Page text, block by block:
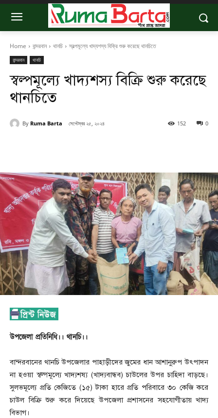
Home বান্দরবান থানচি স্বল্পমূল্যে খাদ্যশস্য বিক্রি শুরু করেছে থানচিতে
বান্দরবান থানচি
স্বল্পমূল্যে খাদ্যশস্য বিক্রি শুরু করেছে
থানচিতে
By Ruma Barta সেপ্টেম্বর ২৫, ২০২৪ 0
152
উপজেলা প্রতিনিধি।। থানচি।।
বান্দরবানের থানচি উপজেলার পাহাড়ীদের জুমের ধান আশানুরুপ উৎপাদন
না হওয়া স্বল্পমূল্যে খাদ্যশষ্য (খাদ্যবান্ধব) চাউলের উপর চাহিদা বাড়ছে।
সুলভমূল্যে প্রতি কেজিতে (১৫) টাকা হারে প্রতি পরিবারে ৩০ কেজি করে
চাউল বিক্রি শুরু করে দিয়েছে উপজেলা প্রশাসনের সহযোগীতায় খাদ্য
বিভাগ।